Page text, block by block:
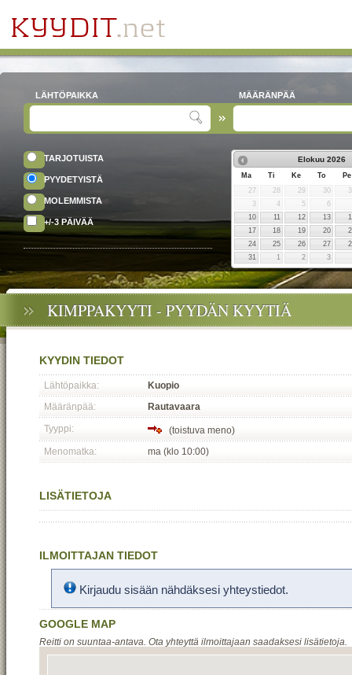
LÄHTÖPAIKKA MÄÄRÄNPÄÄ
TARJOTUISTA
PYYDETYISTÄ
MOLEMMISTA
+/-3 PÄIVÄÄ
Elokuu 2026
Ma Ti Ke To
Pe
27
28 29 30
3
4 5
6
10
11 12 13
17
18 19 20
24
25 26 27
31
1 2 3
KIMPPAKYYTI - PYYDÄN KYYTIÄ
KYYDIN TIEDOT
Lähtöpaikka:
Kuopio
Määränpää:
Rautavaara
Tyyppi:
(toistuva meno)
Menomatka:
ma (klo 10:00)
LISÄTIETOJA
ILMOITTAJAN TIEDOT
Kirjaudu sisään nähdäksesi yhteystiedot.
GOOGLE MAP
Reitti on suuntaa-antava. Ota yhteyttä ilmoittajaan saadaksesi lisätietoja.